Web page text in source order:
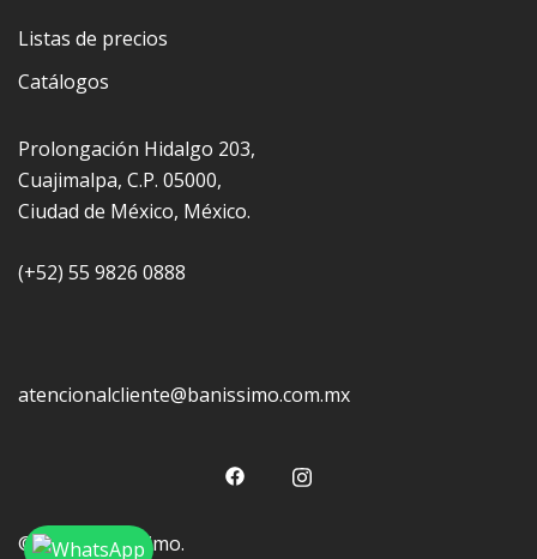
Listas de precios
Catálogos
Prolongación Hidalgo 203,
Cuajimalpa, C.P. 05000,
Ciudad de México, México.
(+52) 55 9826 0888
atencionalcliente@banissimo.com.mx
© 2026 Baníssimo.